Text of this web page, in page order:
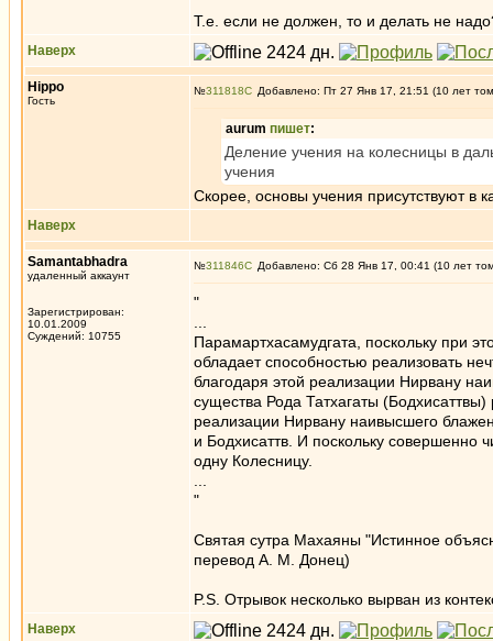
Т.е. если не должен, то и делать не
Наверх
Hippo
Гость
№311818 Добавлено: Пт 27 Янв 17, 21:51 (10 лет
aurum пишет:
Деление учения на колесницы в
учения
Скорее, основы учения присутствуют в
Наверх
Samantabhadra
удаленный аккаунт
Зарегистрирован:
10.01.2009
Суждений: 10755
№311846 Добавлено: Сб 28 Янв 17, 00:41 (10 лет
"
Парамартхасамудгата, поскольку при
обладает способностью реализовать
благодаря этой реализации Нирвану
существа Рода Татхагаты
реализации Нирвану наивысшего
и Бодхисаттв. И поскольку совершенно
одну Колесницу.
"
Святая сутра Махаяны "Истинное
перевод А. М. Донец)
P.S. Отрывок несколько вырван из
Наверх